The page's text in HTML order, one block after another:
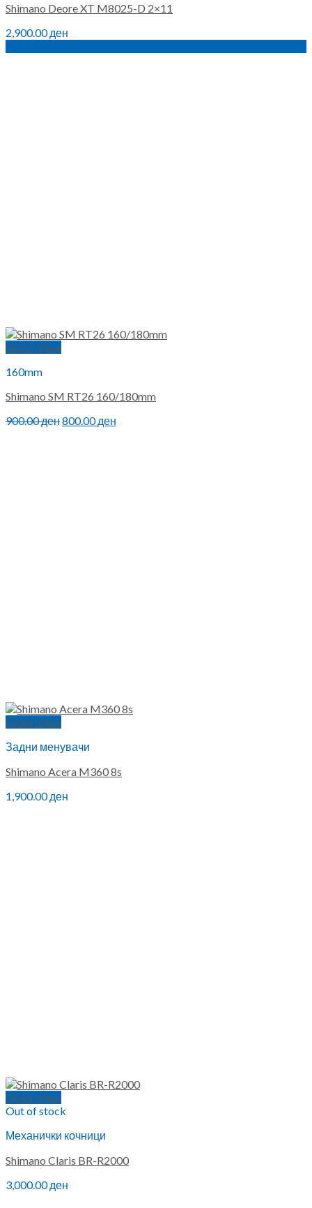
Shimano Deore XT M8025-D 2×11
2,900.00ден
Quick View
160mm
Shimano SM RT26 160/180mm
900.00денOriginal
800.00ден
Quick View
Задни менувачи
Shimano Acera M360 8s
1,900.00ден
Quick View
Out of stock
Механички кочници
Shimano Claris BR-R2000
3,000.00ден